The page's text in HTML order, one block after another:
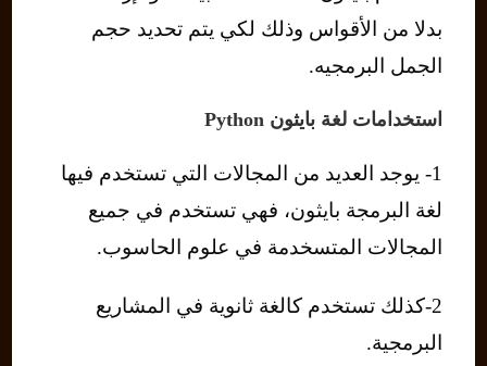
بدلا من الأقواس وذلك لكي يتم تحديد حجم
الجمل البرمجيه.
استخدامات لغة بايثون Python
1- يوجد العديد من المجالات التي تستخدم فيها
لغة البرمجة بايثون، فهي تستخدم في جميع
المجالات المتسخدمة في علوم الحاسوب.
2-كذلك تستخدم كالغة ثانوية في المشاريع
البرمجية.